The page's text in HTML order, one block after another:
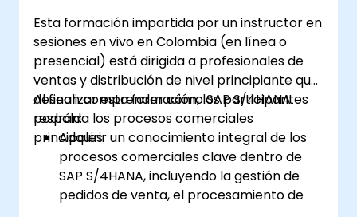
suministros, como solicitudes de compra,
órdenes de compra y recepción de
mercancías.
Analizar datos de adquisición de
suministros utilizando aplicaciones SAP
Fiori e indicadores clave de rendimiento
(KPI) relacionados con la adquisición.
Esta formación impartida por un instructor en
sesiones en vivo en Colombia (en línea o
presencial) está dirigida a profesionales de
ventas y distribución de nivel principiante que
desean comprender cómo SAP S/4HANA
respalda los procesos comerciales
principales.
Al finalizar esta formación, los participantes
podrán:
Adquirir un conocimiento integral de los
procesos comerciales clave dentro de
SAP S/4HANA, incluyendo la gestión de
pedidos de venta, el procesamiento de